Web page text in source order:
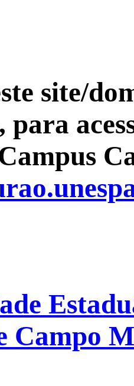
site/
para